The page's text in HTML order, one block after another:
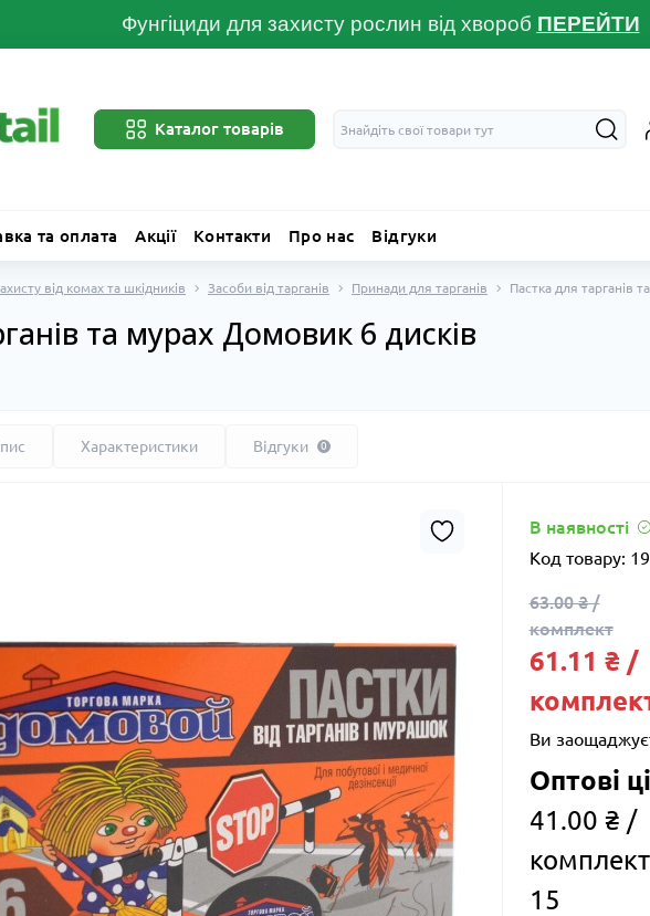
Фунгіциди для захисту рослин від хвороб ПЕРЕЙТИ
Каталог товарів
та оплата Акції Контакти Про нас Відгуки
від комах та шкідників Засоби від тарганів Принади для тарганів Пастка для тарганів
та мурах Домовик 6 дисків
Характеристики Відгуки 0
В наявності
Код товару:
63.00 ₴ /
комплект
61.11 ₴ /
Ви
Оптові
41.00 ₴ /
комплект
15